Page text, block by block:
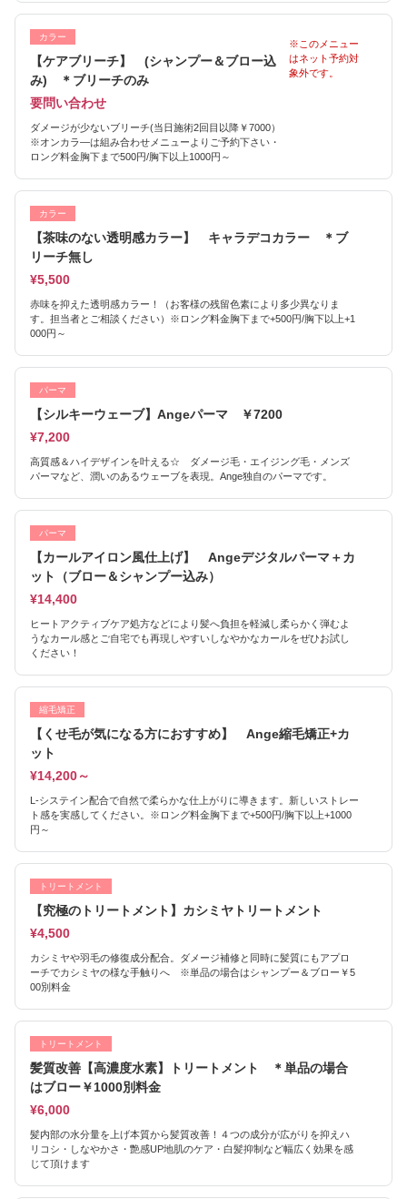
カラー
【ケアブリーチ】 (シャンプー＆ブロー込
み) ＊ブリーチのみ
要問い合わせ
ダメージが少ないブリーチ(当日施術2回目以降￥7000）
※オンカラ―は組み合わせメニューよりご予約下さい・
ロング料金胸下まで500円/胸下以上1000円～
※このメニュー
はネット予約対
象外です。
カラー
【茶味のない透明感カラー】 キャラデコカラー ＊ブ
リーチ無し
¥5,500
赤味を抑えた透明感カラー！（お客様の残留色素により多少異なりま
す。担当者とご相談ください）※ロング料金胸下まで+500円/胸下以上+1
000円～
パーマ
【シルキーウェーブ】Angeパーマ ￥7200
¥7,200
高質感＆ハイデザインを叶える☆ ダメージ毛・エイジング毛・メンズ
パーマなど、潤いのあるウェーブを表現。Ange独自のパーマです。
パーマ
【カールアイロン風仕上げ】 Angeデジタルパーマ＋カ
ット（ブロー＆シャンプー込み）
¥14,400
ヒートアクティブケア処方などにより髪へ負担を軽減し柔らかく弾むよ
うなカール感とご自宅でも再現しやすいしなやかなカールをぜひお試し
ください！
縮毛矯正
【くせ毛が気になる方におすすめ】 Ange縮毛矯正+カ
ット
¥14,200～
L-システイン配合で自然で柔らかな仕上がりに導きます。新しいストレー
ト感を実感してください。※ロング料金胸下まで+500円/胸下以上+1000
円～
トリートメント
【究極のトリートメント】カシミヤトリートメント
¥4,500
カシミヤや羽毛の修復成分配合。ダメージ補修と同時に髪質にもアプロ
ーチでカシミヤの様な手触りへ ※単品の場合はシャンプー＆ブロー￥5
00別料金
トリートメント
髪質改善【高濃度水素】トリートメント ＊単品の場合
はブロー￥1000別料金
¥6,000
髪内部の水分量を上げ本質から髪質改善！４つの成分が広がりを抑えハ
リコシ・しなやかさ・艶感UP地肌のケア・白髪抑制など幅広く効果を感
じて頂けます